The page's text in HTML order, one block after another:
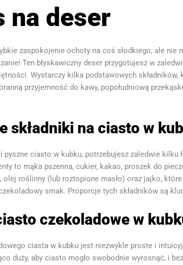
na deser
zaspokojenie ochoty na coś słodkiego, ale
Ten błyskawiczny deser przygotujesz w
Wystarczy kilka podstawowych
przyjemność do kawy, popołudniową
składniki na ciasto w
ciasto w kubku, potrzebujesz zaledwie
to mąka pszenna, cukier, kakao, proszek do
olej roślinny (lub roztopione masło) oraz jajko,
smak. Proporcje tych składników są
czekoladowe w
ciasta w kubku jest niezwykle proste i
duży, aby ciasto mogło swobodnie wyrosnąć, i